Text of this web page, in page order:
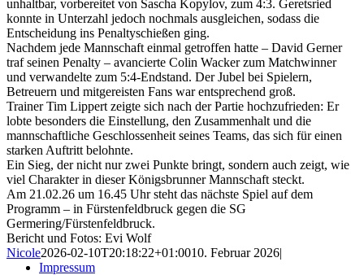
unhaltbar, vorbereitet von Sascha Kopylov, zum 4:3. Geretsried
konnte in Unterzahl jedoch nochmals ausgleichen, sodass die
Entscheidung ins Penaltyschießen ging.
Nachdem jede Mannschaft einmal getroffen hatte – David Gerner
traf seinen Penalty – avancierte Colin Wacker zum Matchwinner
und verwandelte zum 5:4-Endstand. Der Jubel bei Spielern,
Betreuern und mitgereisten Fans war entsprechend groß.
Trainer Tim Lippert zeigte sich nach der Partie hochzufrieden: Er
lobte besonders die Einstellung, den Zusammenhalt und die
mannschaftliche Geschlossenheit seines Teams, das sich für einen
starken Auftritt belohnte.
Ein Sieg, der nicht nur zwei Punkte bringt, sondern auch zeigt, wie
viel Charakter in dieser Königsbrunner Mannschaft steckt.
Am 21.02.26 um 16.45 Uhr steht das nächste Spiel auf dem
Programm – in Fürstenfeldbruck gegen die SG
Germering/Fürstenfeldbruck.
Bericht und Fotos: Evi Wolf
Nicole2026-02-10T20:18:22+01:0010. Februar 2026|
Impressum